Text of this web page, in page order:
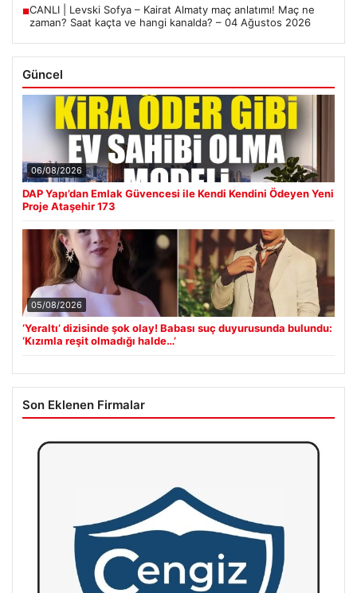
■CANLI | Levski Sofya – Kairat Almaty maç anlatımı! Maç ne
zaman? Saat kaçta ve hangi kanalda? – 04 Ağustos 2026
Güncel
06/08/2026
DAP Yapı’dan Emlak Güvencesi ile Kendi Kendini Ödeyen Yeni
Proje Ataşehir 173
05/08/2026
‘Yeraltı’ dizisinde şok olay! Babası suç duyurusunda bulundu:
‘Kızımla reşit olmadığı halde…’
Son Eklenen Firmalar